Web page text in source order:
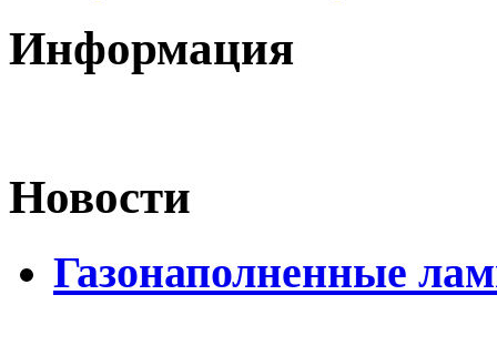
Информация
Новости
Газонаполненные